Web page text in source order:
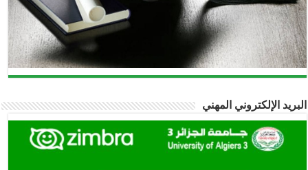
البريد الإلكتروني المهني